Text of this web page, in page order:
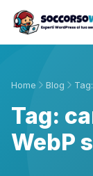
Home Blog
Tag:
WebP